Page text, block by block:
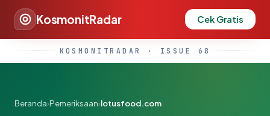
KosmonitRadar Cek Gratis
KOSMONITRADAR · ISSUE 68
Beranda›Pemeriksaan›lotusfood.com